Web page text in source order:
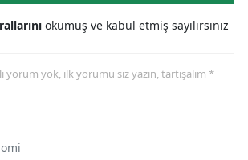
okumuş ve kabul etmiş sayılırsınız
yorum yok, ilk yorumu siz yazın, tartışalım *